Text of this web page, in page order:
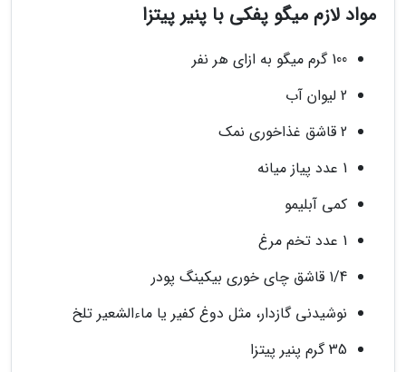
مواد لازم میگو پفکی با پنیر پیتزا
100 گرم میگو به ازای هر نفر
2 لیوان آب
2 قاشق غذاخوری نمک
1 عدد پیاز میانه
کمی آبلیمو
1 عدد تخم مرغ
1/4 قاشق چای خوری بیکینگ پودر
نوشیدنی گازدار، مثل دوغ کفیر یا ماءالشعیر تلخ
35 گرم پنیر پیتزا